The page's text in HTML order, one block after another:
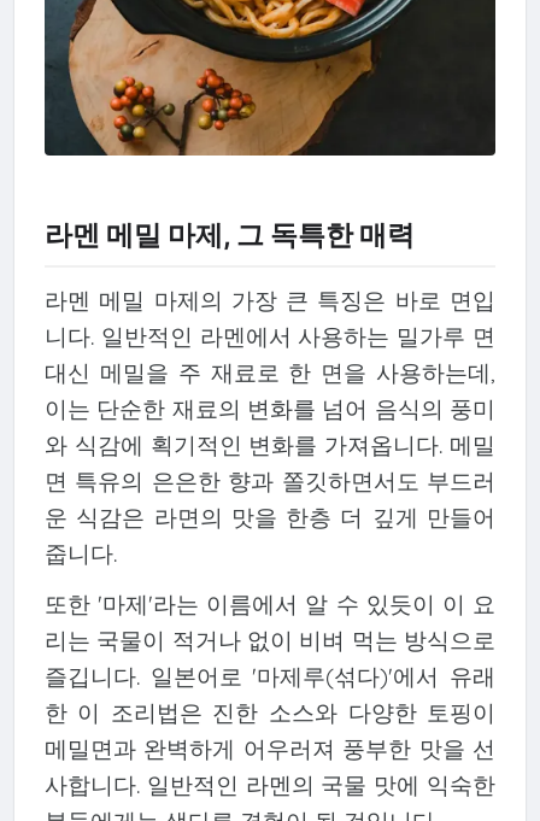
라멘 메밀 마제, 그 독특한 매력
라멘 메밀 마제의 가장 큰 특징은 바로 면입
니다. 일반적인 라멘에서 사용하는 밀가루 면
대신 메밀을 주 재료로 한 면을 사용하는데,
이는 단순한 재료의 변화를 넘어 음식의 풍미
와 식감에 획기적인 변화를 가져옵니다. 메밀
면 특유의 은은한 향과 쫄깃하면서도 부드러
운 식감은 라면의 맛을 한층 더 깊게 만들어
줍니다.
또한 '마제'라는 이름에서 알 수 있듯이 이 요
리는 국물이 적거나 없이 비벼 먹는 방식으로
즐깁니다. 일본어로 '마제루(섞다)'에서 유래
한 이 조리법은 진한 소스와 다양한 토핑이
메밀면과 완벽하게 어우러져 풍부한 맛을 선
사합니다. 일반적인 라멘의 국물 맛에 익숙한